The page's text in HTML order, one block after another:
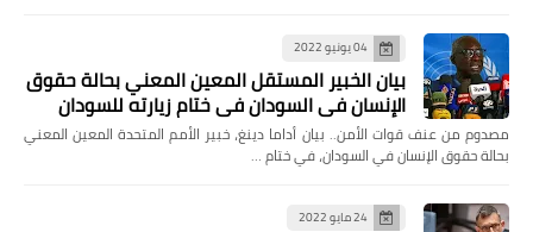
04 يونيو 2022
بيان الخبير المستقل المعين المعني بحالة حقوق
الإنسان في السودان في ختام زيارته للسودان
مصدوم من عنف قوات الأمن.. بيان أداما دينغ، خبير الأمم المتحدة المعين المعني
بحالة حقوق الإنسان في السودان، في ختام …
24 مايو 2022